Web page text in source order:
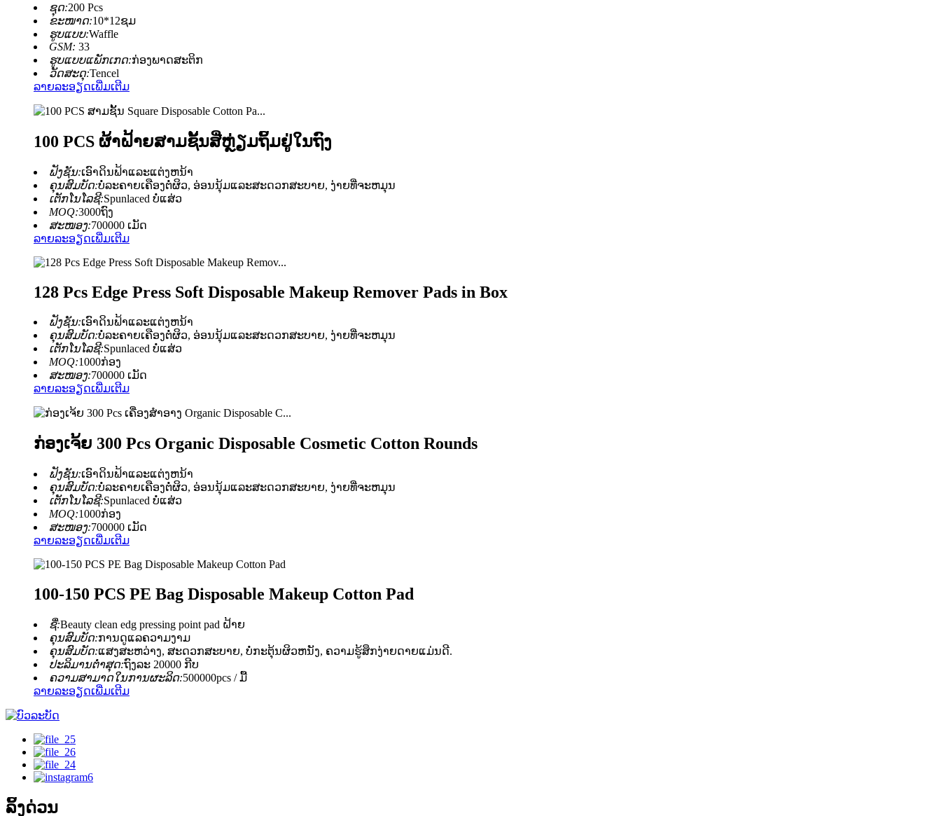
ຊຸດ:200 Pcs
ຂະໜາດ:10*12ຊມ
ຮູບແບບ:Waffle
GSM: 33
ຮູບແບບແພັກເກດ:ກ່ອງພາດສະຕິກ
ວັດສະດຸ:Tencel
ລາຍລະອຽດເພີ່ມເຕີມ
100 PCS ຜ້າຝ້າຍສາມຊັ້ນສີ່ຫຼ່ຽມຖິ້ມຢູ່ໃນຖົງ
ຟັງຊັນ:ເອົາດິນຟ້າແລະແຕ່ງຫນ້າ
ຄຸນສົມບັດ:ບໍ່ລະຄາຍເຄືອງຕໍ່ຜິວ, ອ່ອນນຸ້ມແລະສະດວກສະບາຍ, ງ່າຍທີ່ຈະຫມຸນ
ເຕັກໂນໂລຊີ:Spunlaced ບໍ່ແສ່ວ
MOQ:3000ຖົງ
ສະໜອງ:700000 ເມັດ
ລາຍລະອຽດເພີ່ມເຕີມ
128 Pcs Edge Press Soft Disposable Makeup Remover Pads in Box
ຟັງຊັນ:ເອົາດິນຟ້າແລະແຕ່ງຫນ້າ
ຄຸນສົມບັດ:ບໍ່ລະຄາຍເຄືອງຕໍ່ຜິວ, ອ່ອນນຸ້ມແລະສະດວກສະບາຍ, ງ່າຍທີ່ຈະຫມຸນ
ເຕັກໂນໂລຊີ:Spunlaced ບໍ່ແສ່ວ
MOQ:1000ກ່ອງ
ສະໜອງ:700000 ເມັດ
ລາຍລະອຽດເພີ່ມເຕີມ
ກ່ອງເຈ້ຍ 300 Pcs Organic Disposable Cosmetic Cotton Rounds
ຟັງຊັນ:ເອົາດິນຟ້າແລະແຕ່ງຫນ້າ
ຄຸນສົມບັດ:ບໍ່ລະຄາຍເຄືອງຕໍ່ຜິວ, ອ່ອນນຸ້ມແລະສະດວກສະບາຍ, ງ່າຍທີ່ຈະຫມຸນ
ເຕັກໂນໂລຊີ:Spunlaced ບໍ່ແສ່ວ
MOQ:1000ກ່ອງ
ສະໜອງ:700000 ເມັດ
ລາຍລະອຽດເພີ່ມເຕີມ
100-150 PCS PE Bag Disposable Makeup Cotton Pad
ຊື່:Beauty clean edg pressing point pad ຝ້າຍ
ຄຸນສົມບັດ:ການດູແລຄວາມງາມ
ຄຸນສົມບັດ:ແສງສະຫວ່າງ, ສະດວກສະບາຍ, ບໍ່ກະຕຸ້ນຜິວຫນັງ, ຄວາມຮູ້ສຶກງ່າຍດາຍແມ່ນດີ.
ປະລິມານຕໍ່າສຸດ:ຖົງລະ 20000 ກີບ
ຄວາມສາມາດໃນການຜະລິດ:500000pcs / ມື້
ລາຍລະອຽດເພີ່ມເຕີມ
ລິ້ງດ່ວນ